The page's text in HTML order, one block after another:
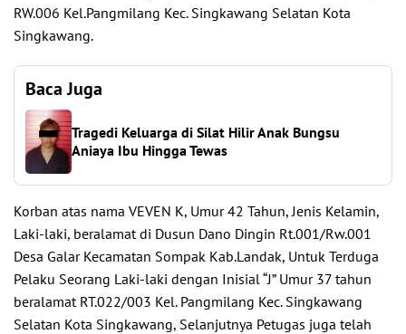
RW.006 Kel.Pangmilang Kec. Singkawang Selatan Kota
Singkawang.
Baca Juga
Tragedi Keluarga di Silat Hilir Anak Bungsu
Aniaya Ibu Hingga Tewas
Korban atas nama VEVEN K, Umur 42 Tahun, Jenis Kelamin,
Laki-laki, beralamat di Dusun Dano Dingin Rt.001/Rw.001
Desa Galar Kecamatan Sompak Kab.Landak, Untuk Terduga
Pelaku Seorang Laki-laki dengan Inisial “J” Umur 37 tahun
beralamat RT.022/003 Kel. Pangmilang Kec. Singkawang
Selatan Kota Singkawang, Selanjutnya Petugas juga telah